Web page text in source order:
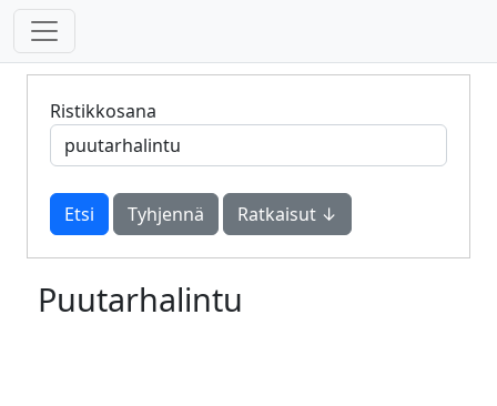
Ristikkosana
Tyhjennä Ratkaisut ↓
Puutarhalintu